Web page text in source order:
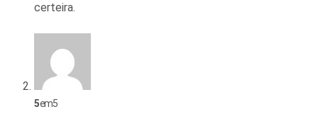
certeira.
5em 5